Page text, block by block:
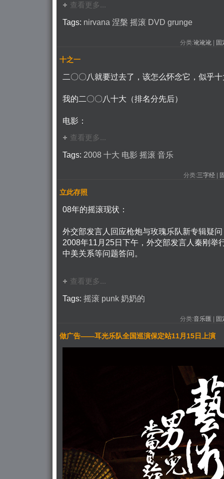
查看更多...
Tags: nirvana 涅槃 摇滚 DVD grunge
分类:讹讹讹| 固
十之一
二〇〇八就要过去了，该怎么怀念它，似乎
我的二〇〇八十大（排名分先后）
电影：
查看更多...
Tags: 2008 十大 电影 摇滚 音乐
分类:三字经|
立此存照
08年的摇滚现状：
外交部发言人回应枪炮与玫瑰乐队新专辑疑问
2008年11月25日下午，外交部发言人秦刚举
中美关系等问题答问。
查看更多...
Tags: 摇滚 punk 奶奶的
分类:音乐匯 固
做广告——耳光乐队全国巡演保定站11月15日上演